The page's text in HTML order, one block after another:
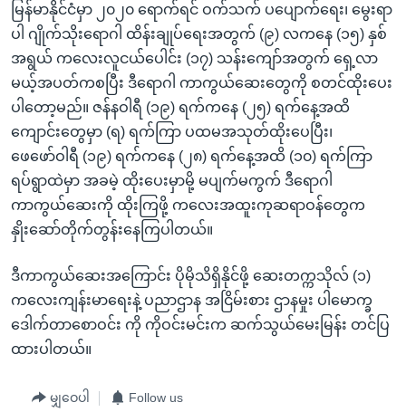
ရန်
ရှာဖွေ
ရန်
နေရာ
သို့
ကျော်
ရန်
ဘာသာစကားများ
မြန်မာနိုင်ငံမှာ ၂၀၂၀ ရောက်ရင် ဝက်သက် ပပျောက်ရေး၊ မွေးရာ
ပါ ဂျိုက်သိုးရောဂါ ထိန်းချုပ်ရေးအတွက် (၉) လကနေ (၁၅) နှစ်
အရွယ် ကလေးလူငယ်ပေါင်း (၁၇) သန်းကျော်အတွက် ရှေ့လာ
မယ့်အပတ်ကစပြီး ဒီရောဂါ ကာကွယ်ဆေးတွေကို စတင်ထိုးပေး
ပါတော့မည်။ ဇန်နဝါရီ (၁၉) ရက်ကနေ (၂၅) ရက်နေ့အထိ
ကျောင်းတွေမှာ (ရ) ရက်ကြာ ပထမအသုတ်ထိုးပေပြီး၊
ဖေဖော်ဝါရီ (၁၉) ရက်ကနေ (၂၈) ရက်နေ့အထိ (၁၀) ရက်ကြာ
ရပ်ရွာထဲမှာ အခမဲ့ ထိုးပေးမှာမို့ မပျက်မကွက် ဒီရောဂါ
ကာကွယ်ဆေးကို ထိုးကြဖို့ ကလေးအထူးကုဆရာဝန်တွေက
နှိုးဆော်တိုက်တွန်းနေကြပါတယ်။
ဒီကာကွယ်ဆေးအကြောင်း ပိုမိုသိရှိနိုင်ဖို့ ဆေးတက္ကသိုလ် (၁)
ကလေးကျန်းမာရေးနဲ့ ပညာဌာန အငြိမ်းစား ဌာနမှုး ပါမောက္ခ
ဒေါက်တာစောဝင်း ကို ကိုဝင်းမင်းက ဆက်သွယ်မေးမြန်း တင်ပြ
ထားပါတယ်။
မျှဝေပါ Follow us